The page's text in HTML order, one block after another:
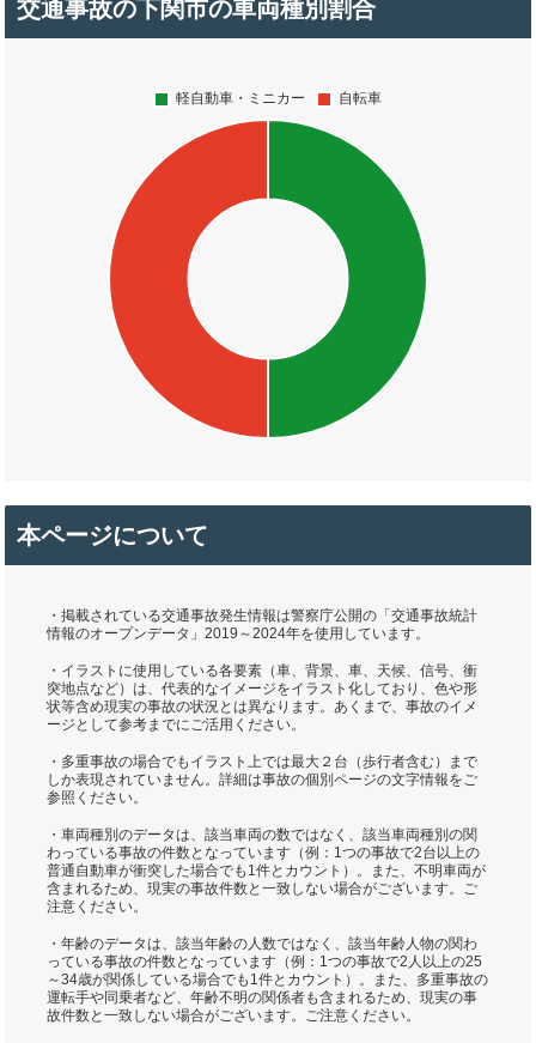
交通事故の下関市の車両種別割合
本ページについて
・掲載されている交通事故発生情報は警察庁公開の「交通事故統計
情報のオープンデータ」2019～2024年を使用しています。
・イラストに使用している各要素（車、背景、車、天候、信号、衝
突地点など）は、代表的なイメージをイラスト化しており、色や形
状等含め現実の事故の状況とは異なります。あくまで、事故のイメ
ージとして参考までにご活用ください。
・多重事故の場合でもイラスト上では最大２台（歩行者含む）まで
しか表現されていません。詳細は事故の個別ページの文字情報をご
参照ください。
・車両種別のデータは、該当車両の数ではなく、該当車両種別の関
わっている事故の件数となっています（例：1つの事故で2台以上の
普通自動車が衝突した場合でも1件とカウント）。また、不明車両が
含まれるため、現実の事故件数と一致しない場合がございます。ご
注意ください。
・年齢のデータは、該当年齢の人数ではなく、該当年齢人物の関わ
っている事故の件数となっています（例：1つの事故で2人以上の25
～34歳が関係している場合でも1件とカウント）。また、多重事故の
運転手や同乗者など、年齢不明の関係者も含まれるため、現実の事
故件数と一致しない場合がございます。ご注意ください。